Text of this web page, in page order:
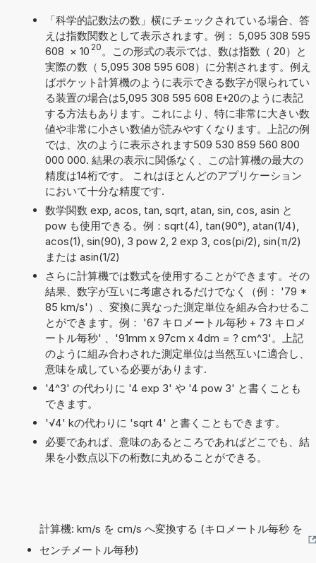
「科学的記数法の数」横にチェックされている場合、答
えは指数関数として表示されます。例： 5,095 308 595
608 × 10 20 。この形式の表示では、数は指数（ 20）と
実際の数（ 5,095 308 595 608）に分割されます。例え
ばポケット計算機のように表示できる数字が限られてい
る装置の場合は5,095 308 595 608 E+20のように表記
する方法もあります。これにより、特に非常に大きい数
値や非常に小さい数値が読みやすくなります。上記の例
では、次のように表示されます509 530 859 560 800
000 000. 結果の表示に関係なく、この計算機の最大の
精度は14桁です。 これはほとんどのアプリケーション
において十分な精度です.
数学関数 exp, acos, tan, sqrt, atan, sin, cos, asin と
pow も使用できる。例：sqrt(4), tan(90°), atan(1/4),
acos(1), sin(90), 3 pow 2, 2 exp 3, cos(pi/2), sin(π/2)
または asin(1/2)
さらに計算機では数式を使用することができます。その
結果、数字が互いに考慮されるだけでなく（例： '79 *
85 km/s'）、変換に異なった測定単位を組み合わせるこ
とができます。例： '67 キロメートル毎秒 + 73 キロメ
ートル毎秒' 、'91mm x 97cm x 4dm = ? cm^3'。上記
のように組み合わされた測定単位は当然互いに適合し、
意味を成している必要があります.
'4^3' の代わりに '4 exp 3' や '4 pow 3' と書くことも
できます。
'√4' kの代わりに 'sqrt 4' と書くこともできます。
必要であれば、意味のあるところであればどこでも、結
果を小数点以下の桁数に丸めることができる。
計算機: km/s を cm/s へ変換する (キロメートル毎秒 を
センチメートル毎秒)